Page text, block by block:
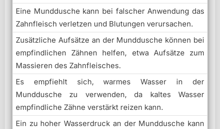
Eine Munddusche kann bei falscher Anwendung das
Zahnfleisch verletzen und Blutungen verursachen.
Zusätzliche Aufsätze an der Munddusche können bei
empfindlichen Zähnen helfen, etwa Aufsätze zum
Massieren des Zahnfleisches.
Es empfiehlt sich, warmes Wasser in der
Munddusche zu verwenden, da kaltes Wasser
empfindliche Zähne verstärkt reizen kann.
Ein zu hoher Wasserdruck an der Munddusche kann